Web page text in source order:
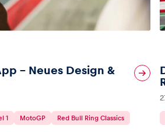
– Neues Design &
1 MotoGP Red Bull Ring Classics